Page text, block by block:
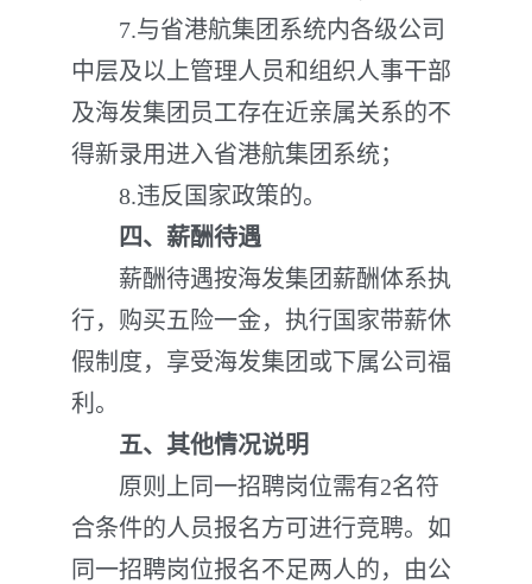
7.与省港航集团系统内各级公司
中层及以上管理人员和组织人事干部
及海发集团员工存在近亲属关系的不
得新录用进入省港航集团系统；
8.违反国家政策的。
四、薪酬待遇
薪酬待遇按海发集团薪酬体系执
行，购买五险一金，执行国家带薪休
假制度，享受海发集团或下属公司福
利。
五、其他情况说明
原则上同一招聘岗位需有2名符
合条件的人员报名方可进行竞聘。如
同一招聘岗位报名不足两人的，由公